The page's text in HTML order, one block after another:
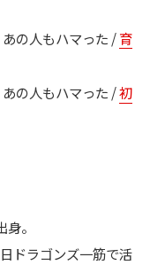
の人もハマった /育
の人もハマった /初
。
ドラゴンズ一筋で活